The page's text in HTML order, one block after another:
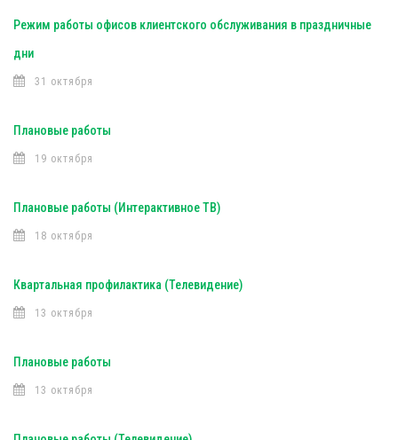
Режим работы офисов клиентского обслуживания в праздничные
дни
31 октября
Плановые работы
19 октября
Плановые работы (Интерактивное ТВ)
18 октября
Квартальная профилактика (Телевидение)
13 октября
Плановые работы
13 октября